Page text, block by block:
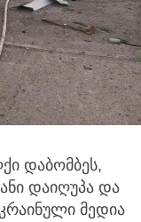
დაბომბეს,
დაიღუპა და
მედია